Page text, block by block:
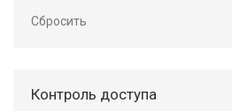
Сбросить
Контроль доступа